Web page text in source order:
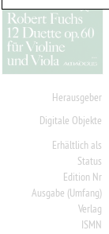
Herausgeber
Digitale Objekte
Erhältlich als
Status
Edition Nr
Ausgabe (Umfang)
Verlag
ISMN